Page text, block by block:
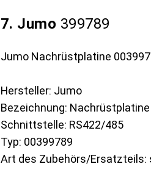
7. Jumo 399789
Jumo Nachrüstplatine
Hersteller: Jumo
Bezeichnung: Nachrüstplatine
Schnittstelle: RS422/485
Typ: 00399789
Art des Zubehörs/Ersatzteils: